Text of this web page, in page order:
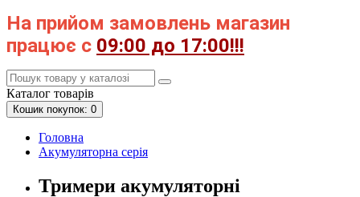
На прийом замовлень магазин
працює с 09:00 до 17:00!!!
Каталог товарів
Кошик покупок: 0
Головна
Акумуляторна серія
Тримери акумуляторні